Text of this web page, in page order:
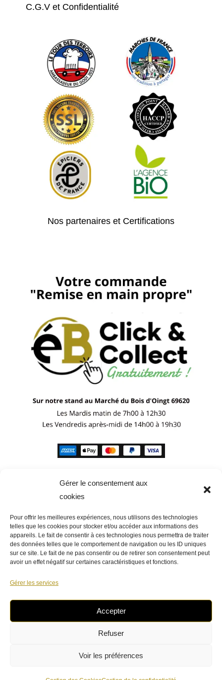
Gérer le consentement aux
cookies
Pour offrir les meilleures expériences, nous utilisons des technologies
telles que les cookies pour stocker et/ou accéder aux informations des
appareils. Le fait de consentir à ces technologies nous permettra de traiter
des données telles que le comportement de navigation ou les ID uniques
sur ce site. Le fait de ne pas consentir ou de retirer son consentement peut
avoir un effet négatif sur certaines caractéristiques et fonctions.
Gérer les services
Accepter
Refuser
Voir les préférences
C.G.V et Confidentialité
Nos partenaires et Certifications
Venez à notre rencontre !